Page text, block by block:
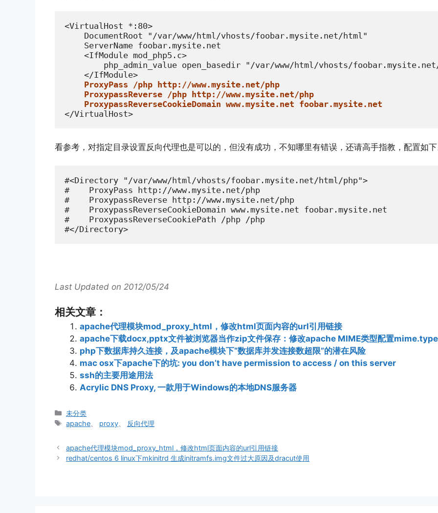
<VirtualHost *:80>
DocumentRoot "/var/www/html/vhosts/foobar.mysite.net/html"
ServerName foobar.mysite.net
<IfModule mod_php5.c>
php_admin_value open_basedir "/var/www/html/vhosts/
</IfModule>
ProxyPass /php http://www.mysite.net/php
ProxypassReverse /php http://www.mysite.net/php
ProxypassReverseCookieDomain www.mysite.net foobar.mysite.net
</VirtualHost>
看参考，对指定目录设置反向代理也是可以的，但没有成功，不知哪里有错误，还请高手指教，配置如
#<Directory "/var/www/html/vhosts/foobar.mysite.net/html/php">
#    ProxyPass http://www.mysite.net/php
#    ProxypassReverse http://www.mysite.net/php
#    ProxypassReverseCookieDomain www.mysite.net foobar.mysite.net
#    ProxypassReverseCookiePath /php /php
#</Directory>
Last Updated on 2012/05/24
相关文章：
apache代理模块mod_proxy_html，修改html页面内容的url引用链接
apache下载docx,pptx文件被浏览器当作zip文件保存：修改apache MIME类型配置
php下数据库持久连接，及apache模块下“数据库并发连接数超限”的潜在风险
mac osx下apache下的坑: you don’t have permission to access / on this server
ssh的主要用途用法
Acrylic DNS Proxy, 一款用于Windows的本地DNS服务器
分
类
未分类
标
apache proxy 反向代理
apache代理模块mod_proxy_html，修改html页面内容的url引用链接
redhat/centos 6 linux下mkinitrd 生成initramfs.img文件过大原因及dracut使用